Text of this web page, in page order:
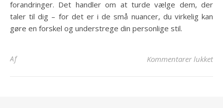
forandringer. Det handler om at turde vælge dem, der
taler til dig – for det er i de små nuancer, du virkelig kan
gøre en forskel og understrege din personlige stil.
Af Kommentarer lukkettil